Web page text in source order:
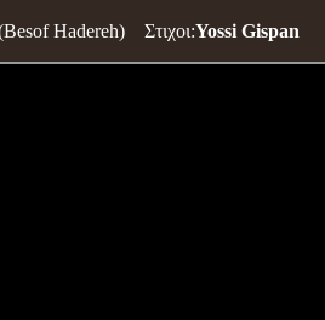
Hadereh) Στιχοι:Yossi Gispan